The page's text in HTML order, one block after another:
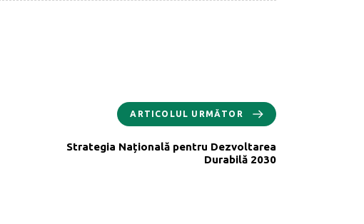
ARTICOLUL URMĂTOR
Strategia Națională pentru Dezvoltarea
Durabilă 2030